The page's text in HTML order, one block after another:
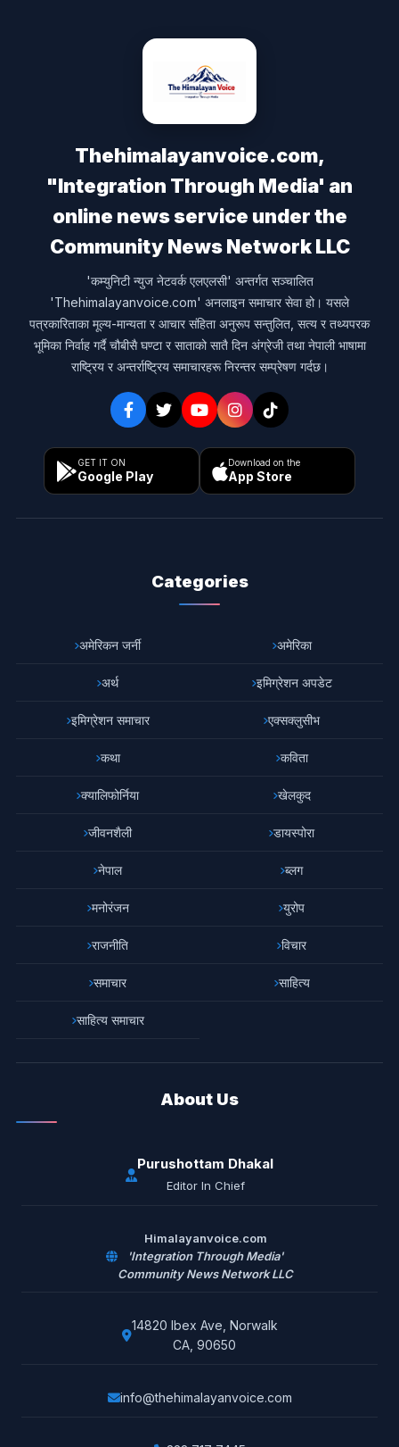
Thehimalayanvoice.com,
"Integration Through Media' an
online news service under the
Community News Network LLC
'कम्युनिटी न्युज नेटवर्क एलएलसी' अन्तर्गत सञ्चालित
'Thehimalayanvoice.com' अनलाइन समाचार सेवा हो। यसले
पत्रकारिताका मूल्य-मान्यता र आचार संहिता अनुरूप सन्तुलित, सत्य र तथ्यपरक
भूमिका निर्वाह गर्दै चौबीसै घण्टा र साताको सातै दिन अंग्रेजी तथा नेपाली भाषामा
राष्ट्रिय र अन्तर्राष्ट्रिय समाचारहरू निरन्तर सम्प्रेषण गर्दछ।
GET IT ON
Google Play
Download on the
App Store
Categories
अमेरिकन जर्नी अमेरिका
अर्थ इमिग्रेशन अपडेट
इमिग्रेशन समाचार एक्सक्लुसीभ
कथा कविता
क्यालिफोर्निया खेलकुद
जीवनशैली डायस्पोरा
नेपाल ब्लग
मनोरंजन युरोप
राजनीति विचार
समाचार साहित्य
साहित्य समाचार
About Us
Purushottam Dhakal
Editor In Chief
Himalayanvoice.com
'Integration Through Media'
Community News Network LLC
14820 Ibex Ave, Norwalk
CA, 90650
info@thehimalayanvoice.com